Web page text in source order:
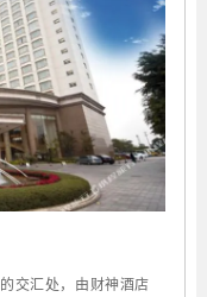
交汇处，由财神酒店